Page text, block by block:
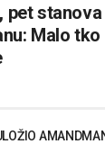
pet
Malo